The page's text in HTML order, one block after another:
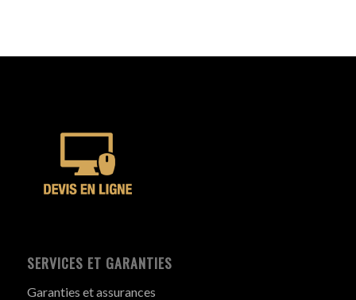
SERVICES ET GARANTIES
Garanties et assurances